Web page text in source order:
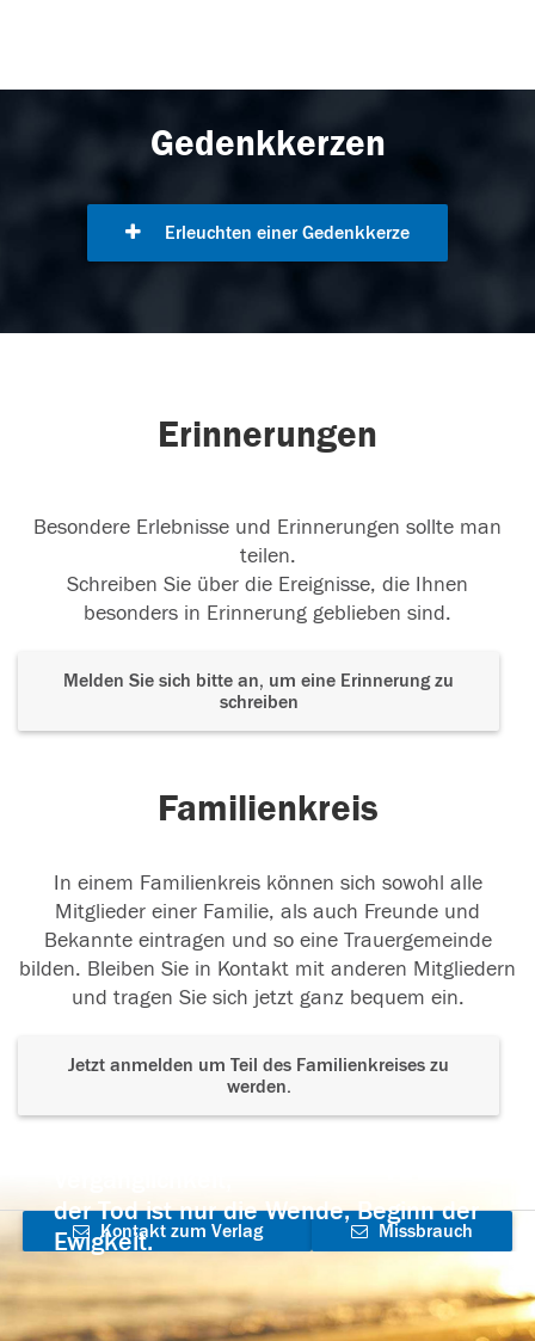
Gedenkkerzen
Erleuchten einer Gedenkkerze
Erinnerungen
Besondere Erlebnisse und Erinnerungen sollte man
teilen.
Schreiben Sie über die Ereignisse, die Ihnen
besonders in Erinnerung geblieben sind.
Melden Sie sich bitte an, um eine Erinnerung zu
schreiben
Familienkreis
In einem Familienkreis können sich sowohl alle
Mitglieder einer Familie, als auch Freunde und
Bekannte eintragen und so eine Trauergemeinde
bilden. Bleiben Sie in Kontakt mit anderen Mitgliedern
und tragen Sie sich jetzt ganz bequem ein.
Jetzt anmelden um Teil des Familienkreises zu
werden.
der Tod ist nur die Wende, Beginn der
Ewigkeit.
Kontakt zum Verlag
aufnehmen
Missbrauch